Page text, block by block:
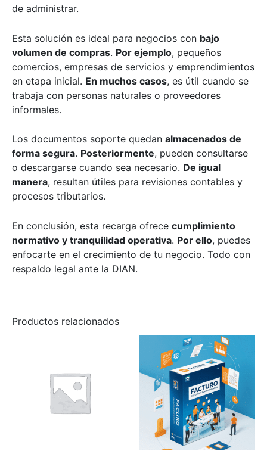
de administrar.
Esta solución es ideal para negocios con bajo
volumen de compras. Por ejemplo, pequeños
comercios, empresas de servicios y emprendimientos
en etapa inicial. En muchos casos, es útil cuando se
trabaja con personas naturales o proveedores
informales.
Los documentos soporte quedan almacenados de
forma segura. Posteriormente, pueden consultarse
o descargarse cuando sea necesario. De igual
manera, resultan útiles para revisiones contables y
procesos tributarios.
En conclusión, esta recarga ofrece cumplimiento
normativo y tranquilidad operativa. Por ello, puedes
enfocarte en el crecimiento de tu negocio. Todo con
respaldo legal ante la DIAN.
Productos relacionados